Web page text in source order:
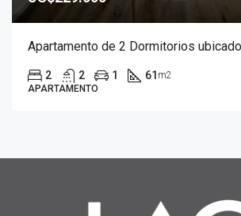
2 2 1 61 m2
APARTAMENTO